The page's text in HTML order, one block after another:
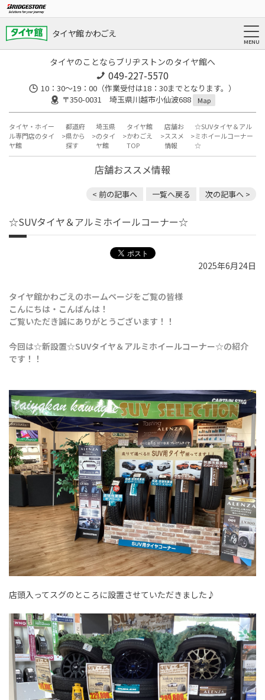
タイヤ館 かわごえ
タイヤのことならブリヂストンのタイヤ館へ
049-227-5570
10：30～19：00（作業受付は18：30までとなります。）
〒350-0031 埼玉県川越市小仙波688
Map
タイヤ・ホイー
ル専門店のタイ
ヤ館
都道府
県から
探す
埼玉県
のタイ
ヤ館
タイヤ館
かわごえ
TOP
店舗お
ススメ
情報
☆SUVタイヤ＆アル
ミホイールコーナー
☆
店舗おススメ情報
< 前の記事へ 一覧へ戻る 次の記事へ >
☆SUVタイヤ＆アルミホイールコーナー☆
2025年6月24日
タイヤ館かわごえのホームページをご覧の皆様
こんにちは・こんばんは！
ご覧いただき誠にありがとうございます！！
今回は☆新設置☆SUVタイヤ＆アルミホイールコーナー☆の紹介
です！！
店頭入ってスグのところに設置させていただきました♪